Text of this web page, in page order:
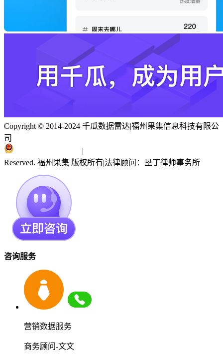
Copyright © 2014-2024 千瓜数据雷达|福州果集信息科技有限公
司
|
Reserved. 福州果集 版权所有|法律顾问：垦丁律师事务所
咨询服务
营销数据服务
商务顾问-文文